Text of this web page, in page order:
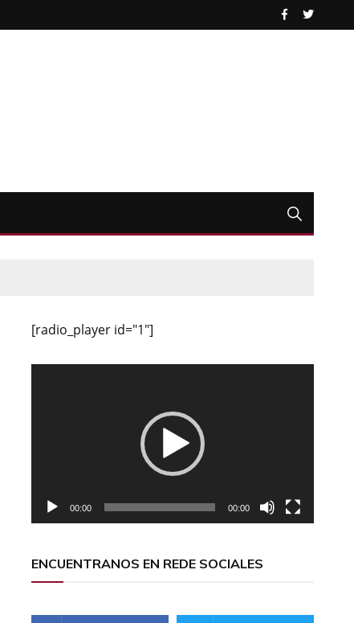
[radio_player id="1"]
00:00 00:00
ENCUENTRANOS EN REDE SOCIALES